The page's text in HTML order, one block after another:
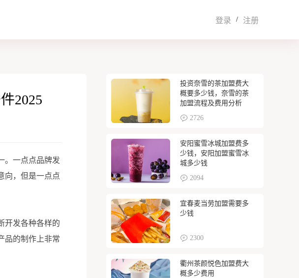
登录 / 注册
2025
。一点点品牌发
向，但是一点点
开发各种各样的
品的制作上非常
投资奈雪的茶加盟费大
概要多少钱，奈雪的茶
加盟流程及费用分析
2726
安阳蜜雪冰城加盟费多
少钱，安阳加盟蜜雪冰
城多少钱
2094
宜春麦当劳加盟需要多
少钱
2300
衢州茶颜悦色加盟费大
概多少费用